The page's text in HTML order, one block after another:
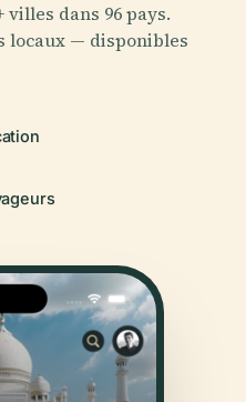
villes dans 96 pays.
locaux — disponibles